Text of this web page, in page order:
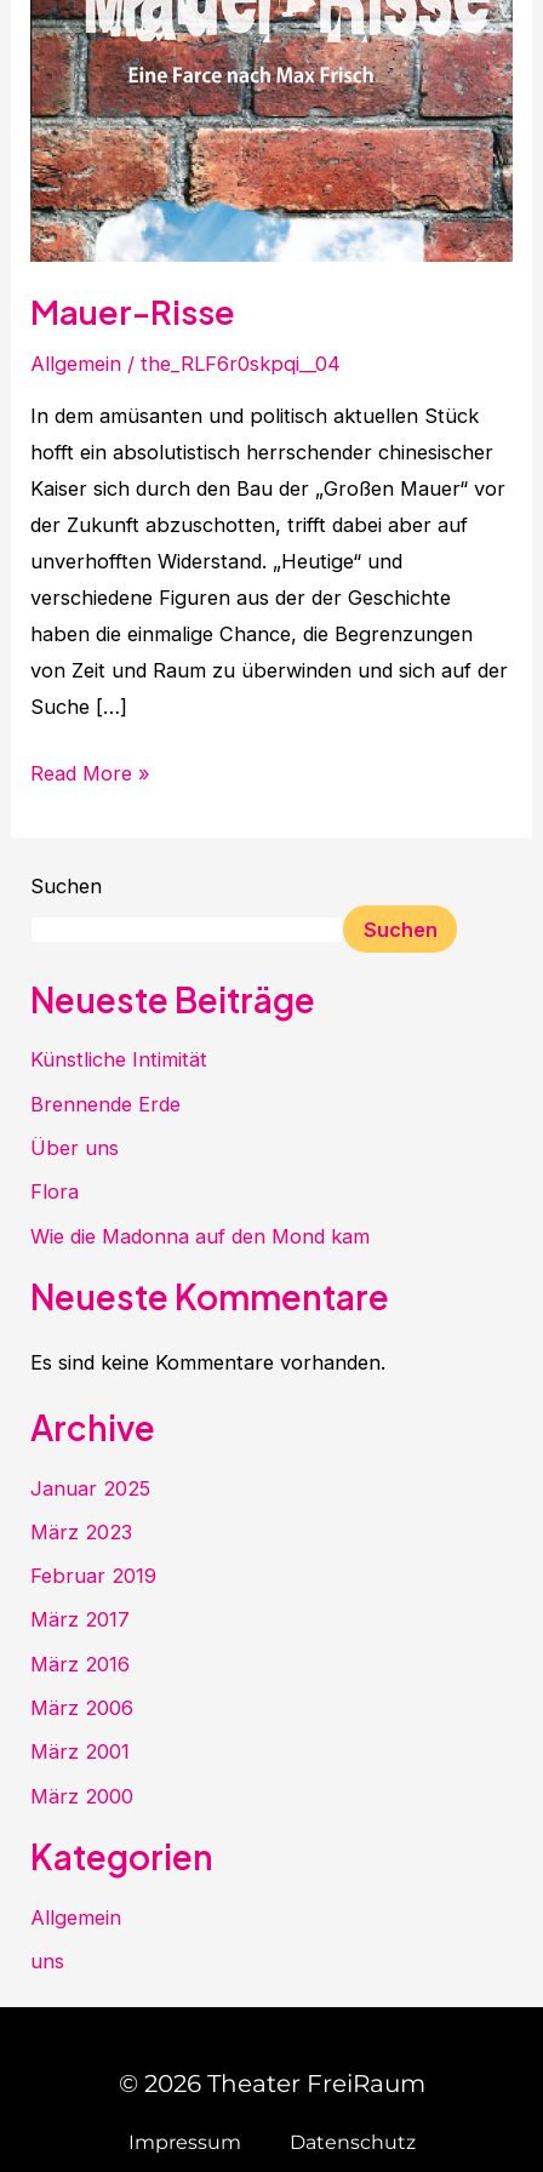
Mauer-Risse
Allgemein /the_RLF6r0skpqi__04
In dem amüsanten und politisch aktuellen Stück
hofft ein absolutistisch herrschender chinesischer
Kaiser sich durch den Bau der „Großen Mauer“ vor
der Zukunft abzuschotten, trifft dabei aber auf
unverhofften Widerstand. „Heutige“ und
verschiedene Figuren aus der der Geschichte
haben die einmalige Chance, die Begrenzungen
von Zeit und Raum zu überwinden und sich auf der
Suche […]
Read More »
Suchen
Suchen
Neueste Beiträge
Künstliche Intimität
Brennende Erde
Über uns
Flora
Wie die Madonna auf den Mond kam
Neueste Kommentare
Es sind keine Kommentare vorhanden.
Archive
Januar 2025
März 2023
Februar 2019
März 2017
März 2016
März 2006
März 2001
März 2000
Kategorien
Allgemein
uns
© 2026 Theater FreiRaum
Impressum Datenschutz